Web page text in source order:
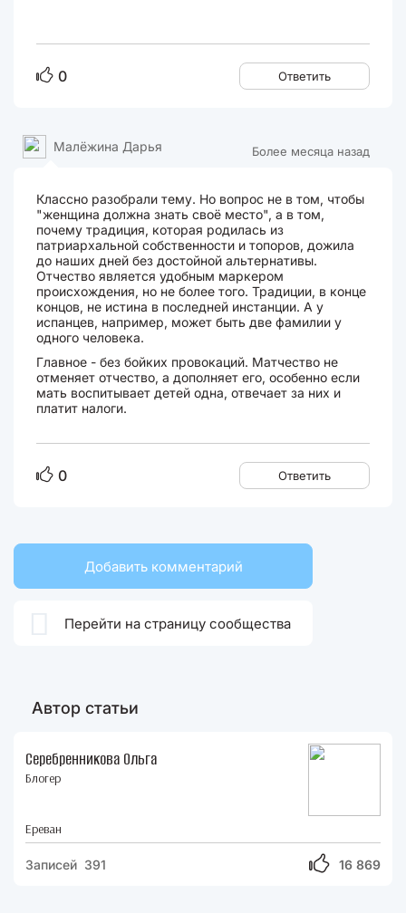
0 Ответить
Более месяца назад
Малёжина Дарья
Классно разобрали тему. Но вопрос не в том, чтобы
"женщина должна знать своё место", а в том,
почему традиция, которая родилась из
патриархальной собственности и топоров, дожила
до наших дней без достойной альтернативы.
Отчество является удобным маркером
происхождения, но не более того. Традиции, в конце
концов, не истина в последней инстанции. А у
испанцев, например, может быть две фамилии у
одного человека.
Главное - без бойких провокаций. Матчество не
отменяет отчество, а дополняет его, особенно если
мать воспитывает детей одна, отвечает за них и
платит налоги.
0 Ответить
Добавить комментарий
Перейти на страницу сообщества
Автор статьи
Серебренникова Ольга
Блогер
Ереван
16 869
Записей 391